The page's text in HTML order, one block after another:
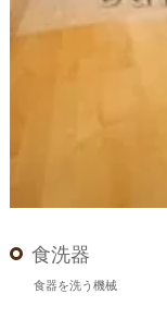
食洗器
食器を洗う機械